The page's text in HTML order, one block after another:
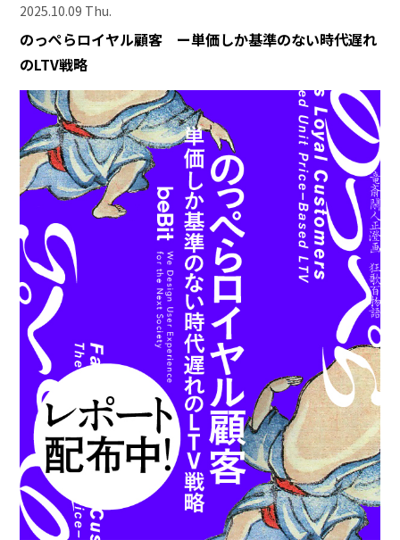
2025.10.09 Thu.
のっぺらロイヤル顧客 ー単価しか基準のない時代遅れ
のLTV戦略